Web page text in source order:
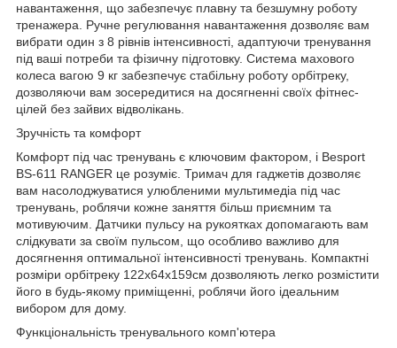
навантаження, що забезпечує плавну та безшумну роботу
тренажера. Ручне регулювання навантаження дозволяє вам
вибрати один з 8 рівнів інтенсивності, адаптуючи тренування
під ваші потреби та фізичну підготовку. Система махового
колеса вагою 9 кг забезпечує стабільну роботу орбітреку,
дозволяючи вам зосередитися на досягненні своїх фітнес-
цілей без зайвих відволікань.
Зручність та комфорт
Комфорт під час тренувань є ключовим фактором, і Besport
BS-611 RANGER це розуміє. Тримач для гаджетів дозволяє
вам насолоджуватися улюбленими мультимедіа під час
тренувань, роблячи кожне заняття більш приємним та
мотивуючим. Датчики пульсу на рукоятках допомагають вам
слідкувати за своїм пульсом, що особливо важливо для
досягнення оптимальної інтенсивності тренувань. Компактні
розміри орбітреку 122х64х159см дозволяють легко розмістити
його в будь-якому приміщенні, роблячи його ідеальним
вибором для дому.
Функціональність тренувального комп'ютера